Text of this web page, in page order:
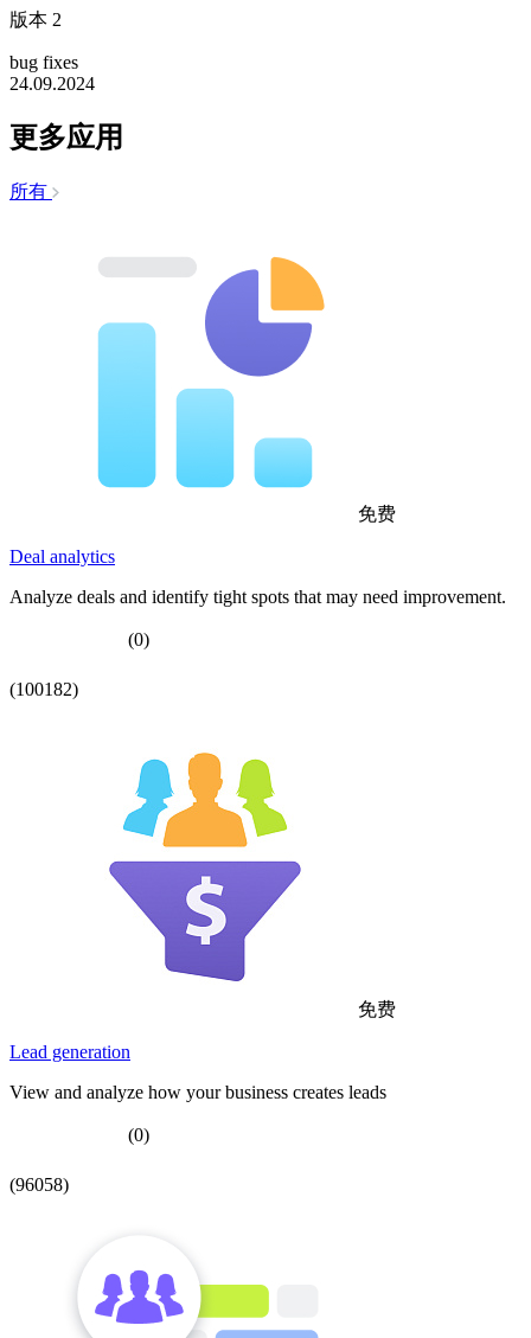
版本 2
bug fixes
24.09.2024
更多应用
所有
免费
Deal analytics
Analyze deals and identify tight spots that may need improvement.
(0)
(100182)
免费
Lead generation
View and analyze how your business creates leads
(0)
(96058)